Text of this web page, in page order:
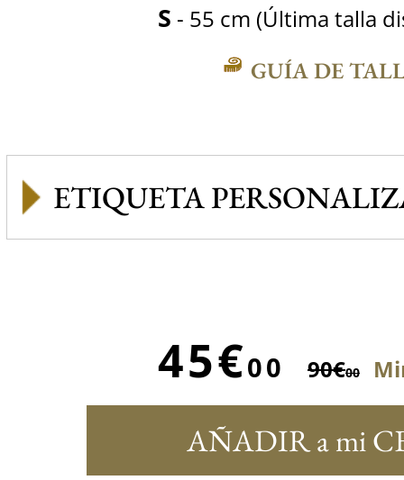
S - 55 cm (Última talla
GUÍA DE
ETIQUETA
45€00 90€00
AÑADIR a mi